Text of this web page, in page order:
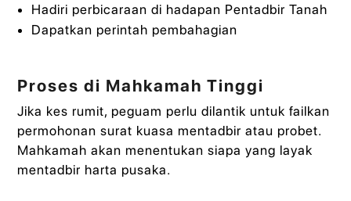
Hadiri perbicaraan di hadapan Pentadbir Tanah
Dapatkan perintah pembahagian
Proses di Mahkamah Tinggi
Jika kes rumit, peguam perlu dilantik untuk failkan
permohonan surat kuasa mentadbir atau probet.
Mahkamah akan menentukan siapa yang layak
mentadbir harta pusaka.